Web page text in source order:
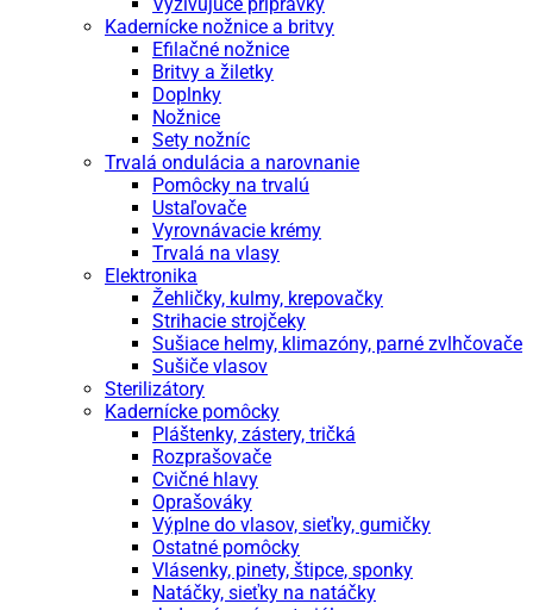
Vyživujúce prípravky
Kadernícke nožnice a britvy
Efilačné nožnice
Britvy a žiletky
Doplnky
Nožnice
Sety nožníc
Trvalá ondulácia a narovnanie
Pomôcky na trvalú
Ustaľovače
Vyrovnávacie krémy
Trvalá na vlasy
Elektronika
Žehličky, kulmy, krepovačky
Strihacie strojčeky
Sušiace helmy, klimazóny, parné zvlhčovače
Sušiče vlasov
Sterilizátory
Kadernícke pomôcky
Pláštenky, zástery, tričká
Rozprašovače
Cvičné hlavy
Oprašováky
Výplne do vlasov, sieťky, gumičky
Ostatné pomôcky
Vlásenky, pinety, štipce, sponky
Natáčky, sieťky na natáčky